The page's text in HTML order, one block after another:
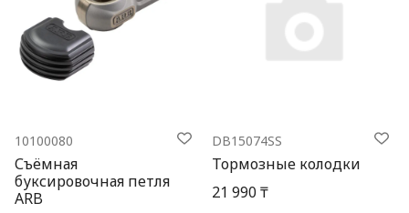
10100080
Съёмная
буксировочная петля
ARB
DB15074SS
Тормозные колодки
21 990 ₸